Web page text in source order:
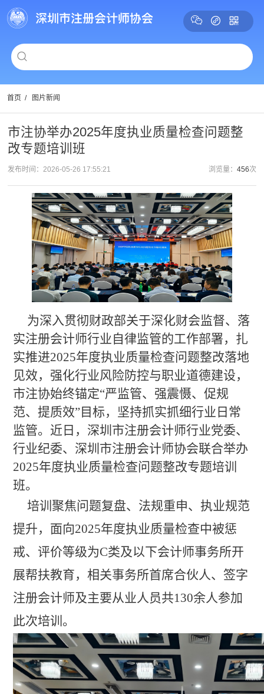
首页 / 图片新闻
市注协举办2025年度执业质量检查问题整
改专题培训班
发布时间：2026-05-26 17:55:21 浏览量： 456次
为深入贯彻财政部关于深化财会监督、 落
实注册会计师行业自律监管的工作部署，扎
实推进2025年度执业质量检查问题整改落地
见效，强化行业风险防控与职业道德建设，
市注协始终锚定“严监管、强震慑、促规
范、提质效”目标，坚持抓实抓细行业日常
监管。近日 ，深圳市注册会计师行业党委、
行业纪委、深圳市注册会计师协会联合举办
2025年度执业质量检查问题整改专题培训
班。
培训聚焦问题复盘、法规重申、执业规范
提升，面向2025年度执业质量检查中被惩
戒、评价等级为C类及以下会计师事务所开
展帮扶教育， 相关事务所首席合伙人、签字
注册会计师及主要从业人员共130余人参加
此次培训。